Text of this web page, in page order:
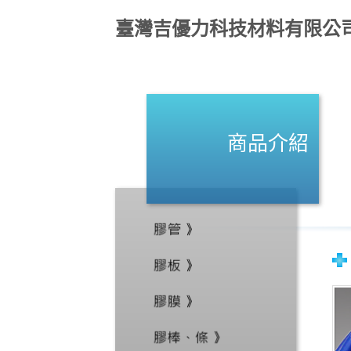
臺灣吉優力科技材料有限公
商品介紹